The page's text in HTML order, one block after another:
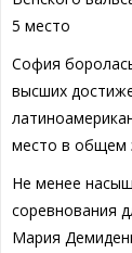
5 место
София
высших
место в общем
Не менее
соревнования
Мария